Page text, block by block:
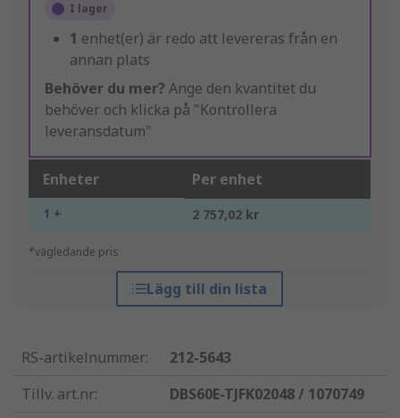
I lager
1 enhet(er) är redo att levereras från en
annan plats
Behöver du mer? Ange den kvantitet du
behöver och klicka på "Kontrollera
leveransdatum"
Enheter Per enhet
1 + 2 757,02 kr
*vägledande pris
Lägg till din lista
RS-artikelnummer:
212-5643
Tillv. art.nr:
DBS60E-TJFK02048 / 1070749